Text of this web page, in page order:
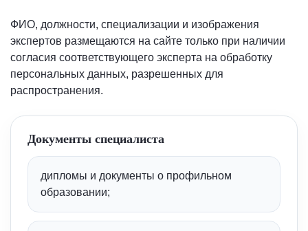
ФИО, должности, специализации и изображения
экспертов размещаются на сайте только при наличии
согласия соответствующего эксперта на обработку
персональных данных, разрешенных для
распространения.
Документы специалиста
дипломы и документы о профильном
образовании;